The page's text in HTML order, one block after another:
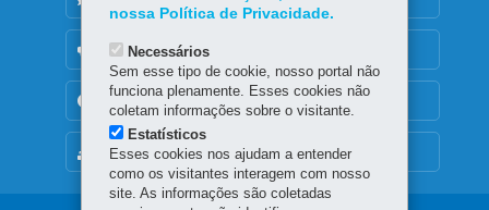
MAPA DO SITE
OUVIDORIA
TRANSPARÊNCIA INSTITUCIONAL
nossa Política de Privacidade.
Necessários
Sem esse tipo de cookie, nosso portal não
funciona plenamente. Esses cookies não
coletam informações sobre o visitante.
Estatísticos
Esses cookies nos ajudam a entender
como os visitantes interagem com nosso
site. As informações são coletadas